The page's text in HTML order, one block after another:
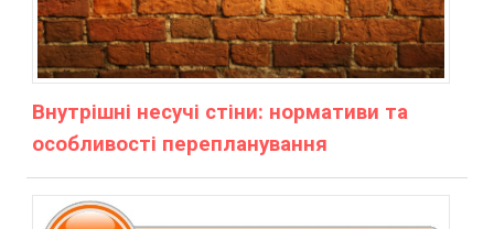
Внутрішні несучі стіни: нормативи та
особливості перепланування